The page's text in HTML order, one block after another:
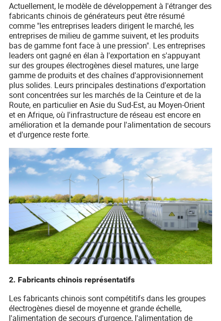
Actuellement, le modèle de développement à l'étranger des
fabricants chinois de générateurs peut être résumé
comme "les entreprises leaders dirigent le marché, les
entreprises de milieu de gamme suivent, et les produits
bas de gamme font face à une pression". Les entreprises
leaders ont gagné en élan à l'exportation en s'appuyant
sur des groupes électrogènes diesel matures, une large
gamme de produits et des chaînes d'approvisionnement
plus solides. Leurs principales destinations d'exportation
sont concentrées sur les marchés de la Ceinture et de la
Route, en particulier en Asie du Sud-Est, au Moyen-Orient
et en Afrique, où l'infrastructure de réseau est encore en
amélioration et la demande pour l'alimentation de secours
et d'urgence reste forte.
2. Fabricants chinois représentatifs
Les fabricants chinois sont compétitifs dans les groupes
électrogènes diesel de moyenne et grande échelle,
l'alimentation de secours d'urgence, l'alimentation de